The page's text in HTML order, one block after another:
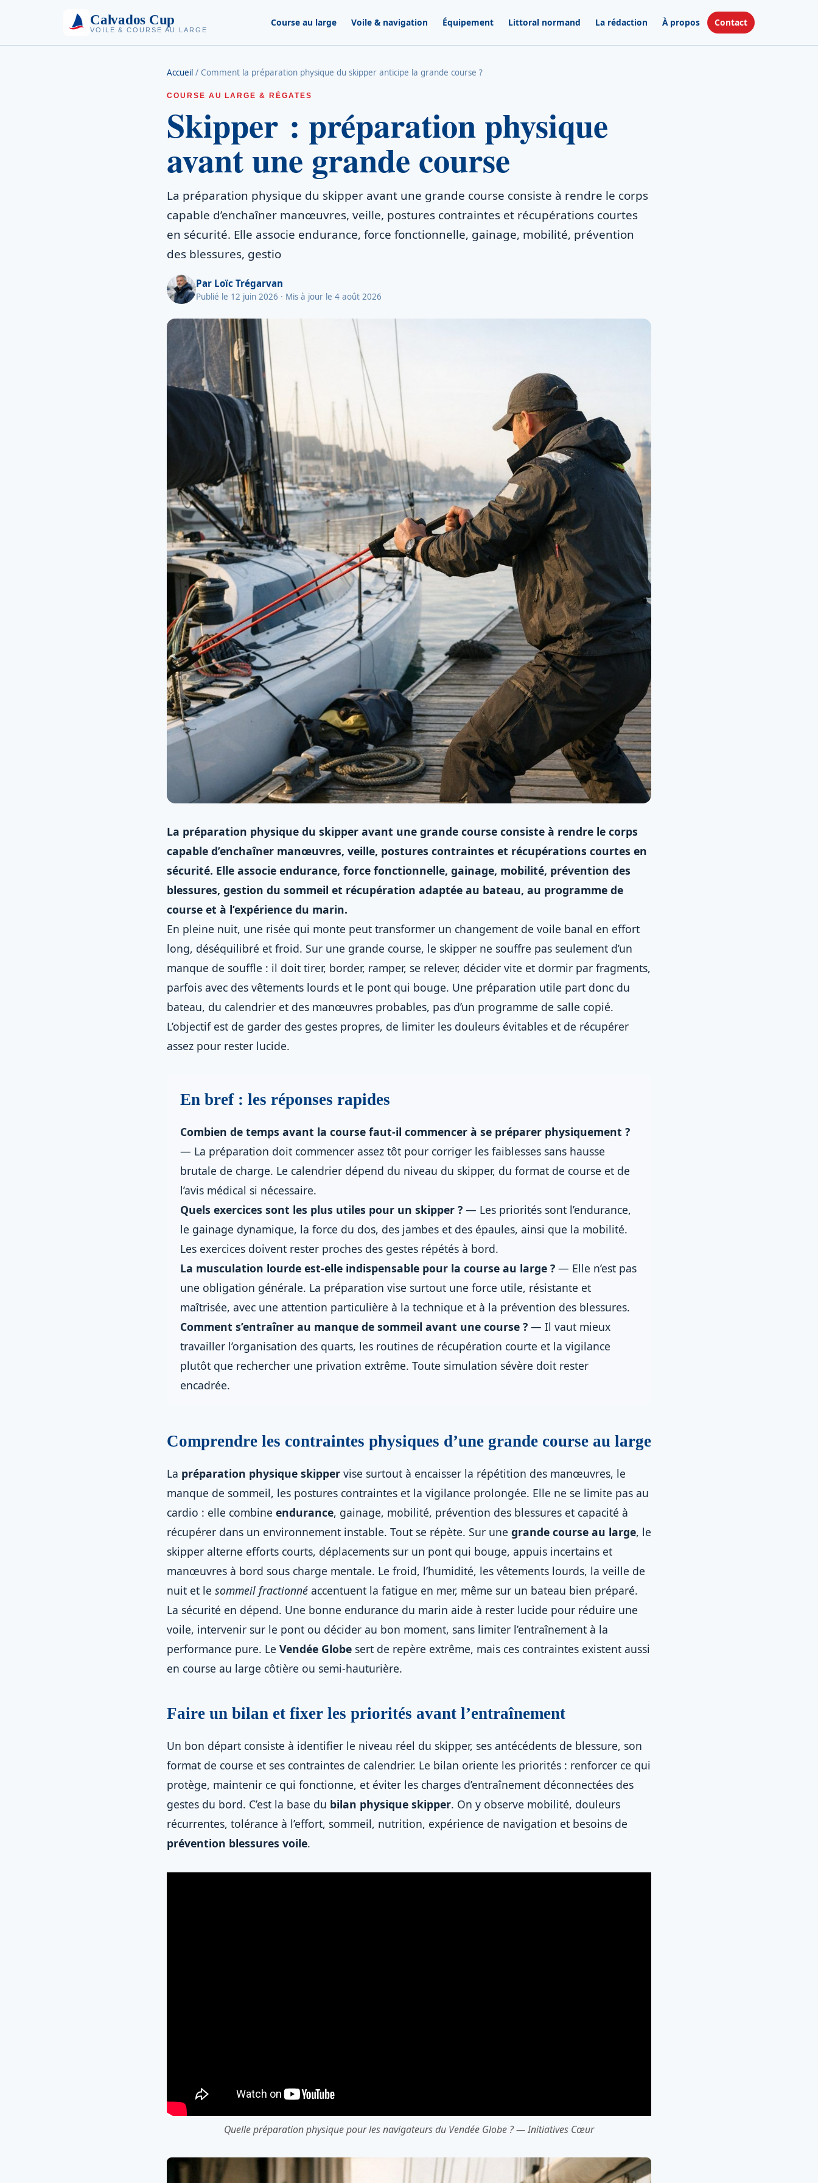
Calvados Cup
VOILE & COURSE AU LARGE
Course au large Voile & navigation Équipement Littoral normand La rédaction À propos Contact
Accueil / Comment la préparation physique du skipper anticipe la grande course ?
COURSE AU LARGE & RÉGATES
Skipper : préparation physique
avant une grande course
La préparation physique du skipper avant une grande course consiste à rendre le corps
capable d’enchaîner manœuvres, veille, postures contraintes et récupérations courtes
en sécurité. Elle associe endurance, force fonctionnelle, gainage, mobilité, prévention
des blessures, gestio
Par Loïc Trégarvan
Publié le 12 juin 2026 · Mis à jour le 4 août 2026
La préparation physique du skipper avant une grande course consiste à rendre le corps
capable d’enchaîner manœuvres, veille, postures contraintes et récupérations courtes en
sécurité. Elle associe endurance, force fonctionnelle, gainage, mobilité, prévention des
blessures, gestion du sommeil et récupération adaptée au bateau, au programme de
course et à l’expérience du marin.
En pleine nuit, une risée qui monte peut transformer un changement de voile banal en effort
long, déséquilibré et froid. Sur une grande course, le skipper ne souffre pas seulement d’un
manque de souffle : il doit tirer, border, ramper, se relever, décider vite et dormir par fragments,
parfois avec des vêtements lourds et le pont qui bouge. Une préparation utile part donc du
bateau, du calendrier et des manœuvres probables, pas d’un programme de salle copié.
L’objectif est de garder des gestes propres, de limiter les douleurs évitables et de récupérer
assez pour rester lucide.
En bref : les réponses rapides
Combien de temps avant la course faut-il commencer à se préparer physiquement ?
— La préparation doit commencer assez tôt pour corriger les faiblesses sans hausse
brutale de charge. Le calendrier dépend du niveau du skipper, du format de course et de
l’avis médical si nécessaire.
Quels exercices sont les plus utiles pour un skipper ? — Les priorités sont l’endurance,
le gainage dynamique, la force du dos, des jambes et des épaules, ainsi que la mobilité.
Les exercices doivent rester proches des gestes répétés à bord.
La musculation lourde est-elle indispensable pour la course au large ? — Elle n’est pas
une obligation générale. La préparation vise surtout une force utile, résistante et
maîtrisée, avec une attention particulière à la technique et à la prévention des blessures.
Comment s’entraîner au manque de sommeil avant une course ? — Il vaut mieux
travailler l’organisation des quarts, les routines de récupération courte et la vigilance
plutôt que rechercher une privation extrême. Toute simulation sévère doit rester
encadrée.
Comprendre les contraintes physiques d’une grande course au large
La préparation physique skipper vise surtout à encaisser la répétition des manœuvres, le
manque de sommeil, les postures contraintes et la vigilance prolongée. Elle ne se limite pas au
cardio : elle combine endurance, gainage, mobilité, prévention des blessures et capacité à
récupérer dans un environnement instable. Tout se répète. Sur une grande course au large, le
skipper alterne efforts courts, déplacements sur un pont qui bouge, appuis incertains et
manœuvres à bord sous charge mentale. Le froid, l’humidité, les vêtements lourds, la veille de
nuit et le sommeil fractionné accentuent la fatigue en mer, même sur un bateau bien préparé.
La sécurité en dépend. Une bonne endurance du marin aide à rester lucide pour réduire une
voile, intervenir sur le pont ou décider au bon moment, sans limiter l’entraînement à la
performance pure. Le Vendée Globe sert de repère extrême, mais ces contraintes existent aussi
en course au large côtière ou semi-hauturière.
Faire un bilan et fixer les priorités avant l’entraînement
Un bon départ consiste à identifier le niveau réel du skipper, ses antécédents de blessure, son
format de course et ses contraintes de calendrier. Le bilan oriente les priorités : renforcer ce qui
protège, maintenir ce qui fonctionne, et éviter les charges d’entraînement déconnectées des
gestes du bord. C’est la base du bilan physique skipper. On y observe mobilité, douleurs
récurrentes, tolérance à l’effort, sommeil, nutrition, expérience de navigation et besoins de
prévention blessures voile.
Quelle préparation physique pour les navigateurs du Vendée Globe ️? — Initiatives Cœur